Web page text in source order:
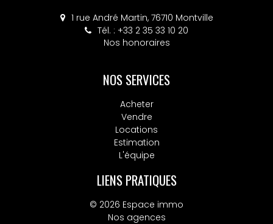
1 rue André Martin, 76710 Montville
Tél. : +33 2 35 33 10 20
Nos honoraires
NOS SERVICES
Acheter
Vendre
Locations
Estimation
L'équipe
LIENS PRATIQUES
© 2026 Espace immo
Nos agences